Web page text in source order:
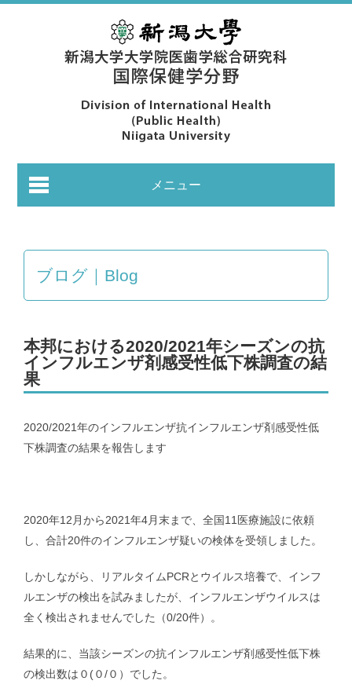
メニュー
あいさつ｜Greeting
メンバー｜Member
都道府県別のCOVID-19患者推移｜COVID-19 patients at prefecture
新潟県および新潟市のCOVID-19の実効再生産数｜COVID-19
effective reproduction number at Niigata
インフルエンザ | Influenza virus
ブログ｜Blog
本邦における2020/2021年シーズンの抗
インフルエンザ剤感受性低下株調査の結
果
2020/2021年のインフルエンザ抗インフルエンザ剤感受性低
下株調査の結果を報告します
2020年12月から2021年4月末まで、全国11医療施設に依頼
し、合計20件のインフルエンザ疑いの検体を受領しました。
しかしながら、リアルタイムPCRとウイルス培養で、インフ
ルエンザの検出を試みましたが、インフルエンザウイルスは
全く検出されませんでした（0/20件）。
結果的に、当該シーズンの抗インフルエンザ剤感受性低下株
の検出数は０(０/０）でした。